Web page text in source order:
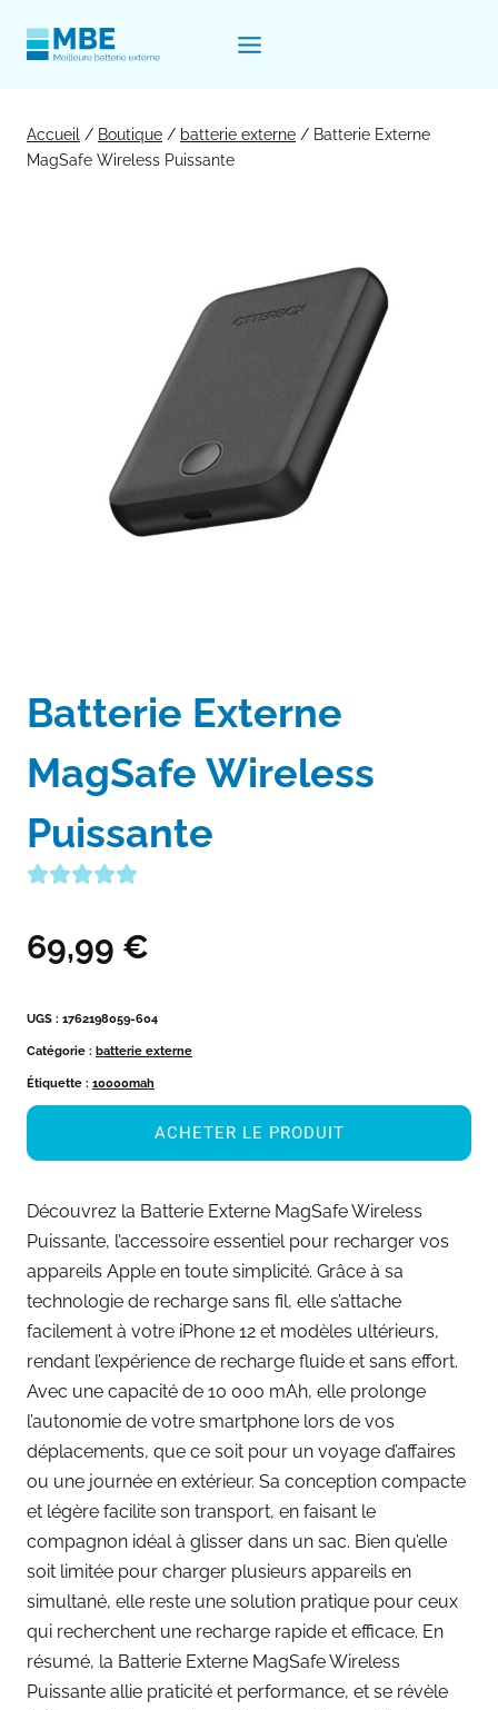
Accueil / Boutique / batterie externe / Batterie Externe
MagSafe Wireless Puissante
Batterie Externe
MagSafe Wireless
Puissante
69,99 €
UGS : 1762198059-604
Catégorie : batterie externe
Étiquette : 10000mah
ACHETER LE PRODUIT
Découvrez la Batterie Externe MagSafe Wireless
Puissante, l’accessoire essentiel pour recharger vos
appareils Apple en toute simplicité. Grâce à sa
technologie de recharge sans fil, elle s’attache
facilement à votre iPhone 12 et modèles ultérieurs,
rendant l’expérience de recharge fluide et sans effort.
Avec une capacité de 10 000 mAh, elle prolonge
l’autonomie de votre smartphone lors de vos
déplacements, que ce soit pour un voyage d’affaires
ou une journée en extérieur. Sa conception compacte
et légère facilite son transport, en faisant le
compagnon idéal à glisser dans un sac. Bien qu’elle
soit limitée pour charger plusieurs appareils en
simultané, elle reste une solution pratique pour ceux
qui recherchent une recharge rapide et efficace. En
résumé, la Batterie Externe MagSafe Wireless
Puissante allie praticité et performance, et se révèle